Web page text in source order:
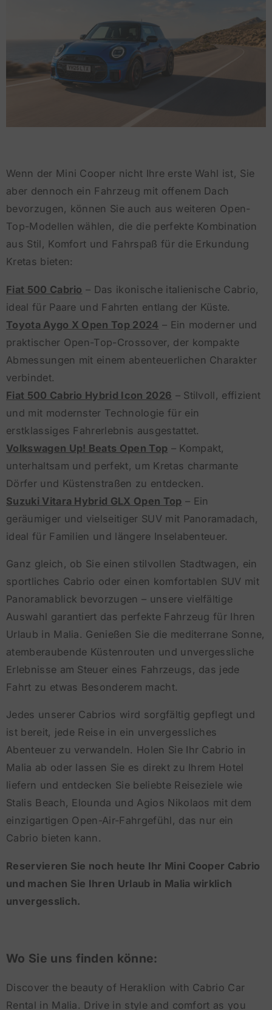
Wenn der Mini Cooper nicht Ihre erste Wahl ist, Sie
aber dennoch ein Fahrzeug mit offenem Dach
bevorzugen, können Sie auch aus weiteren Open-
Top-Modellen wählen, die die perfekte Kombination
aus Stil, Komfort und Fahrspaß für die Erkundung
Kretas bieten:
Fiat 500 Cabrio – Das ikonische italienische Cabrio,
ideal für Paare und Fahrten entlang der Küste.
Toyota Aygo X Open Top 2024 – Ein moderner und
praktischer Open-Top-Crossover, der kompakte
Abmessungen mit einem abenteuerlichen Charakter
verbindet.
Fiat 500 Cabrio Hybrid Icon 2026 – Stilvoll, effizient
und mit modernster Technologie für ein
erstklassiges Fahrerlebnis ausgestattet.
Volkswagen Up! Beats Open Top – Kompakt,
unterhaltsam und perfekt, um Kretas charmante
Dörfer und Küstenstraßen zu entdecken.
Suzuki Vitara Hybrid GLX Open Top – Ein
geräumiger und vielseitiger SUV mit Panoramadach,
ideal für Familien und längere Inselabenteuer.
Ganz gleich, ob Sie einen stilvollen Stadtwagen, ein
sportliches Cabrio oder einen komfortablen SUV mit
Panoramablick bevorzugen – unsere vielfältige
Auswahl garantiert das perfekte Fahrzeug für Ihren
Urlaub in Malia. Genießen Sie die mediterrane Sonne,
atemberaubende Küstenrouten und unvergessliche
Erlebnisse am Steuer eines Fahrzeugs, das jede
Fahrt zu etwas Besonderem macht.
Jedes unserer Cabrios wird sorgfältig gepflegt und
ist bereit, jede Reise in ein unvergessliches
Abenteuer zu verwandeln. Holen Sie Ihr Cabrio in
Malia ab oder lassen Sie es direkt zu Ihrem Hotel
liefern und entdecken Sie beliebte Reiseziele wie
Stalis Beach, Elounda und Agios Nikolaos mit dem
einzigartigen Open-Air-Fahrgefühl, das nur ein
Cabrio bieten kann.
Reservieren Sie noch heute Ihr Mini Cooper Cabrio
und machen Sie Ihren Urlaub in Malia wirklich
unvergesslich.
Wo Sie uns finden könne:
Discover the beauty of Heraklion with Cabrio Car
Rental in Malia. Drive in style and comfort as you